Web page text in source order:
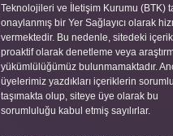
Teknolojileri ve İletişim Kurumu (BTK)
onaylanmış bir Yer Sağlayıcı olarak
vermektedir. Bu nedenle, sitedeki
proaktif olarak denetleme veya
yükümlülüğümüz bulunmamaktadır.
üyelerimiz yazdıkları içeriklerin
taşımakta olup, siteye üye olarak bu
sorumluluğu kabul etmiş sayılırlar.